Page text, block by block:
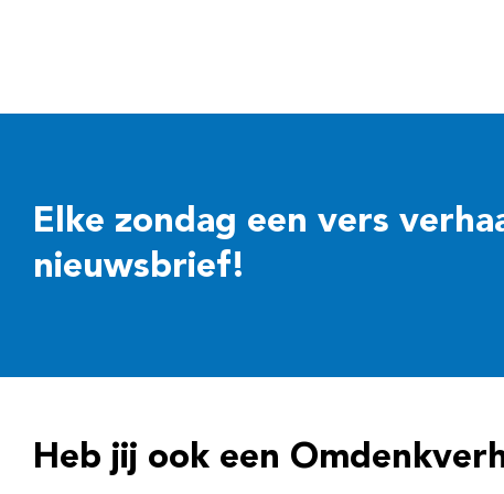
Elke zondag een vers
nieuwsbrief!
Heb jij ook een